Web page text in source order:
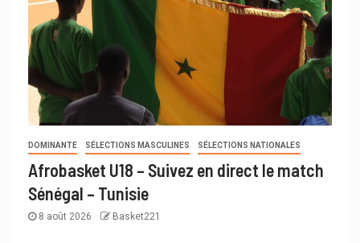
DOMINANTE SÉLECTIONS MASCULINES SÉLECTIONS NATIONALES
Afrobasket U18 – Suivez en direct le match
Sénégal – Tunisie
8 août 2026 Basket221